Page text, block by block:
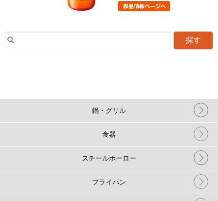
探す
鍋・グリル
食器
スチールホーロー
フライパン